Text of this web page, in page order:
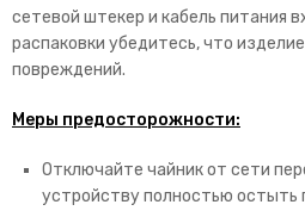
сетевой штекер и кабель питания
распаковки убедитесь, что
повреждений.
Меры предосторожности:
Отключайте чайник от сети
устройству полностью остыть